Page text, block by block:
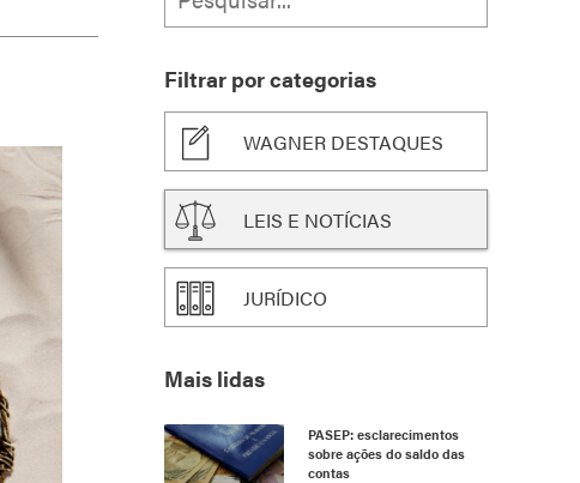
Filtrar por categorias
WAGNER DESTAQUES
LEIS E NOTÍCIAS
JURÍDICO
Mais lidas
PASEP: esclarecimentos
sobre ações do saldo das
contas